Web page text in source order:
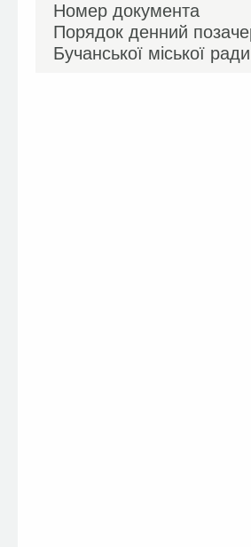
Номер документа
Порядок денний
Бучанської міської